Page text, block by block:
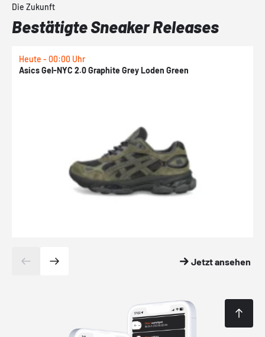
Die Zukunft
Bestätigte Sneaker Releases
Heute - 00:00 Uhr
Asics Gel-NYC 2.0 Graphite Grey Loden Green
Jetzt ansehen